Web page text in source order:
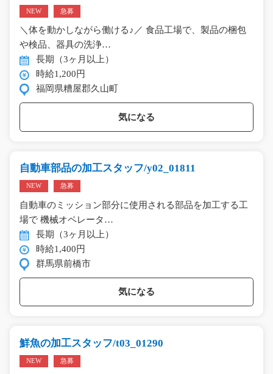
NEW 急募
＼体を動かしながら働ける♪／ 食品工場で、製品の梱包
や検品、器具の洗浄…
長期（3ヶ月以上）
時給1,200円
福岡県糟屋郡久山町
気になる
自動車部品の加工スタッフ/y02_01811
NEW 急募
自動車のミッション部分に使用される部品を加工する工
場で 機械オペレータ…
長期（3ヶ月以上）
時給1,400円
群馬県前橋市
気になる
鮮魚の加工スタッフ/t03_01290
NEW 急募